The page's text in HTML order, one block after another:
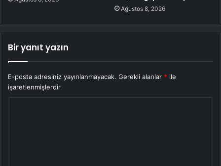
Ağustos 8, 2026
Bir yanıt yazın
E-posta adresiniz yayınlanmayacak. Gerekli alanlar * ile
işaretlenmişlerdir